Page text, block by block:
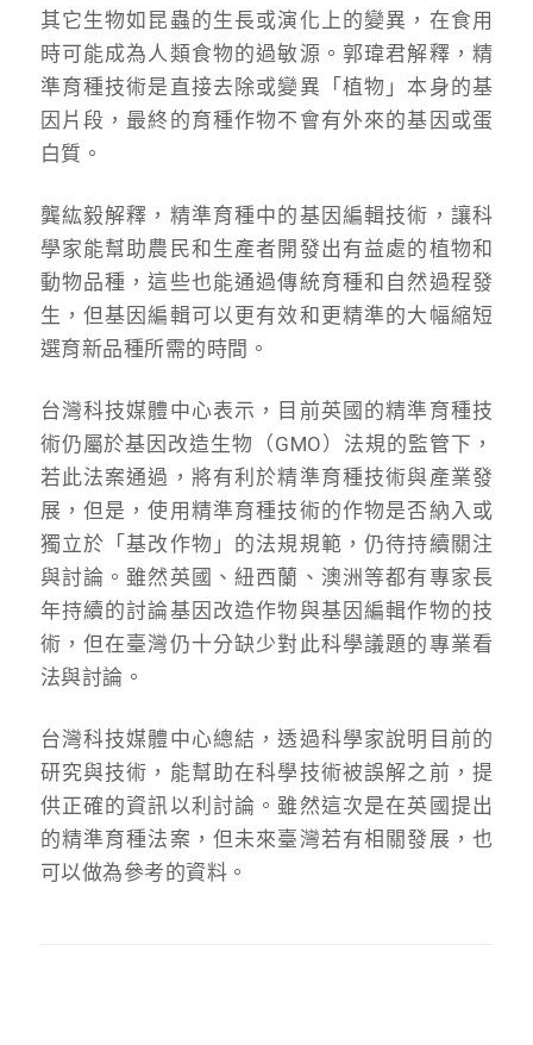
其它生物如昆蟲的生長或演化上的變異，在食用
時可能成為人類食物的過敏源。郭瑋君解釋，精
準育種技術是直接去除或變異「植物」本身的基
因片段，最終的育種作物不會有外來的基因或蛋
白質。
龔紘毅解釋，精準育種中的基因編輯技術，讓科
學家能幫助農民和生產者開發出有益處的植物和
動物品種，這些也能通過傳統育種和自然過程發
生，但基因編輯可以更有效和更精準的大幅縮短
選育新品種所需的時間。
台灣科技媒體中心表示，目前英國的精準育種技
術仍屬於基因改造生物（GMO）法規的監管下，
若此法案通過，將有利於精準育種技術與產業發
展，但是，使用精準育種技術的作物是否納入或
獨立於「基改作物」的法規規範，仍待持續關注
與討論。雖然英國、紐西蘭、澳洲等都有專家長
年持續的討論基因改造作物與基因編輯作物的技
術，但在臺灣仍十分缺少對此科學議題的專業看
法與討論。
台灣科技媒體中心總結，透過科學家說明目前的
研究與技術，能幫助在科學技術被誤解之前，提
供正確的資訊以利討論。雖然這次是在英國提出
的精準育種法案，但未來臺灣若有相關發展，也
可以做為參考的資料。